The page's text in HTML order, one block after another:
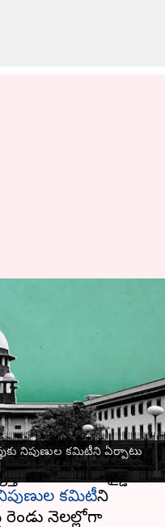
నిపుణుల కమిటీని ఏర్పాటు
కమిటీని
సుప్రీంకోర్టు
చేసేందుకు రిటైర్డ్
కమిటీని
నెలల్లోగా